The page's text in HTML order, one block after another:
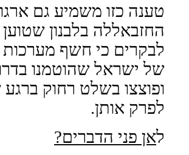
טענה כזו משמיע גם
החזבאללה בלבנון
לבקרים כי חשף מערכות
של ישראל שהוטמנו
ופוצצו בשלט רחוק ברגע
לפרק אותן.
לאן פני הדברים?